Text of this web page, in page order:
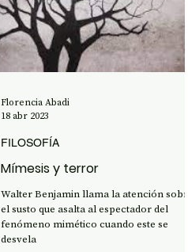
Mímesis y terror
Walter Benjamin llama la atención sobre
el susto que asalta al espectador del
fenómeno mimético cuando este se
desvela
FILOSOFÍA
Florencia Abadi
18 abr 2023